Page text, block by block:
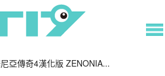
亞傳奇4漢化版 ZENONIA...